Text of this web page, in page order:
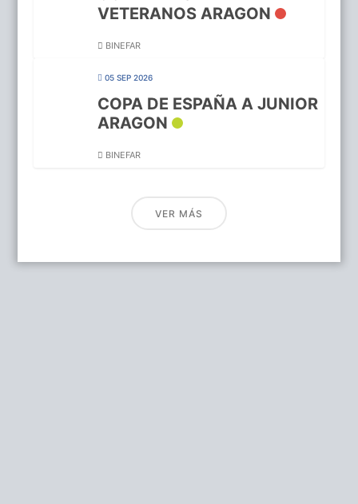
VETERANOS ARAGON
BINEFAR
05 SEP 2026
COPA DE ESPAÑA A JUNIOR
ARAGON
BINEFAR
VER MÁS